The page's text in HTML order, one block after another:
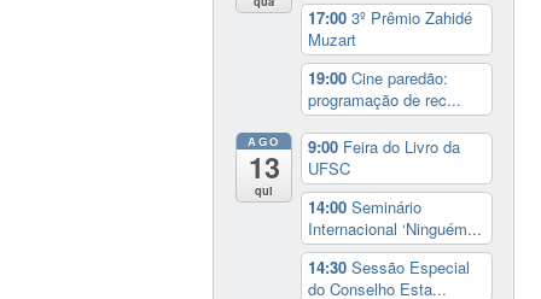
17:003º Prêmio Zahidé
Muzart
19:00Cine paredão:
programação de rec...
AGO
13
qui
9:00 Feira do Livro da
UFSC
14:00Seminário
Internacional ‘Ninguém...
14:30Sessão Especial
do Conselho Esta...